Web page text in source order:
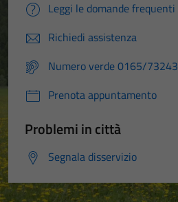
Leggi le domande frequenti
Richiedi assistenza
Numero verde 0165/73243
Prenota appuntamento
Problemi in città
Segnala disservizio